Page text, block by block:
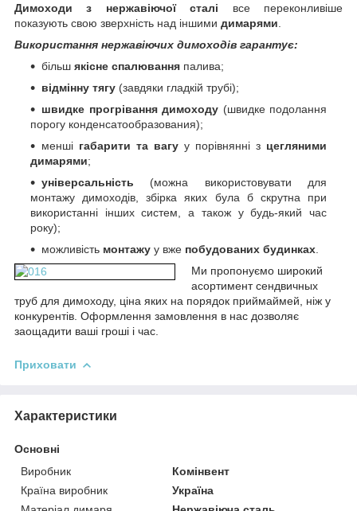
Димоходи з нержавіючої сталі все переконливіше
показують свою зверхність над іншими димарями
Використання нержавіючих димоходів гарантує:
більш якісне спалювання палива;
відмінну тягу (завдяки гладкій трубі);
швидке прогрівання димоходу (швидке подолання
порогу конденсатообразования);
менші габарити та вагу у порівнянні з цегляними
димарями;
універсальність (можна використовувати для
монтажу димоходів, збірка яких була б скрутна при
використанні інших систем, а також у будь-який час
року);
можливість монтажу у вже побудованих будинках
Ми пропонуємо широкий
асортимент сендвичных
труб для димоходу, ціна яких на порядок приймаймей, ніж у
конкурентів. Оформлення замовлення в нас дозволяє
заощадити ваші гроші і час.
Приховати
Характеристики
Основні
Виробник
Комінвент
Країна виробник
Україна